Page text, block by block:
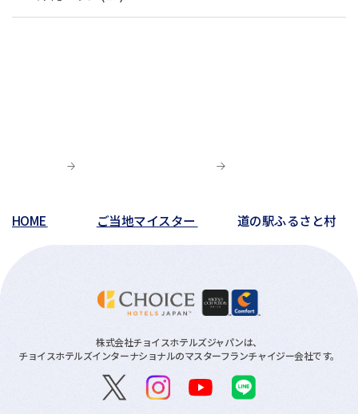
HOME ご当地マイスター 道の駅ふるさと村
株式会社チョイスホテルズジャパンは、
チョイスホテルズインターナショナルのマスターフランチャイジー会社です。